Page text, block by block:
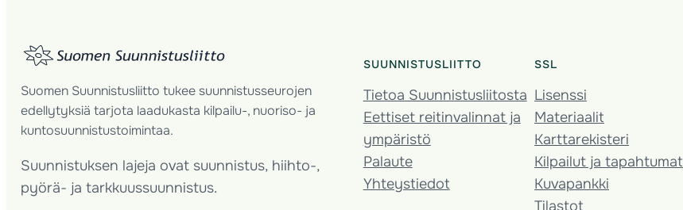
Suomen Suunnistusliitto tukee suunnistusseurojen
edellytyksiä tarjota laadukasta kilpailu-, nuoriso- ja
kuntosuunnistustoimintaa.
Suunnistuksen lajeja ovat suunnistus, hiihto-,
pyörä- ja tarkkuussuunnistus.
SUUNNISTUSLIITTO
Tietoa Suunnistusliitosta
Eettiset reitinvalinnat ja
ympäristö
Palaute
Yhteystiedot
SSL
Lisenssi
Materiaalit
Karttarekisteri
Kilpailut ja tapahtumat
Kuvapankki
Tilastot